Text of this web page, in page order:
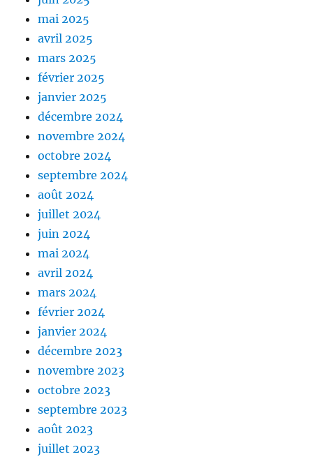
mai 2025
avril 2025
mars 2025
février 2025
janvier 2025
décembre 2024
novembre 2024
octobre 2024
septembre 2024
août 2024
juillet 2024
juin 2024
mai 2024
avril 2024
mars 2024
février 2024
janvier 2024
décembre 2023
novembre 2023
octobre 2023
septembre 2023
août 2023
juillet 2023